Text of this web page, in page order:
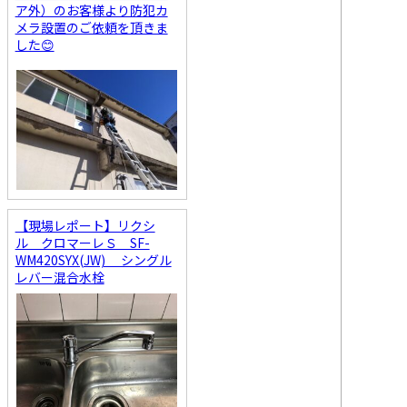
ア外）のお客様より防犯カ
メラ設置のご依頼を頂きま
した😊
【現場レポート】リクシ
ル クロマーレＳ SF-
WM420SYX(JW) シングル
レバー混合水栓